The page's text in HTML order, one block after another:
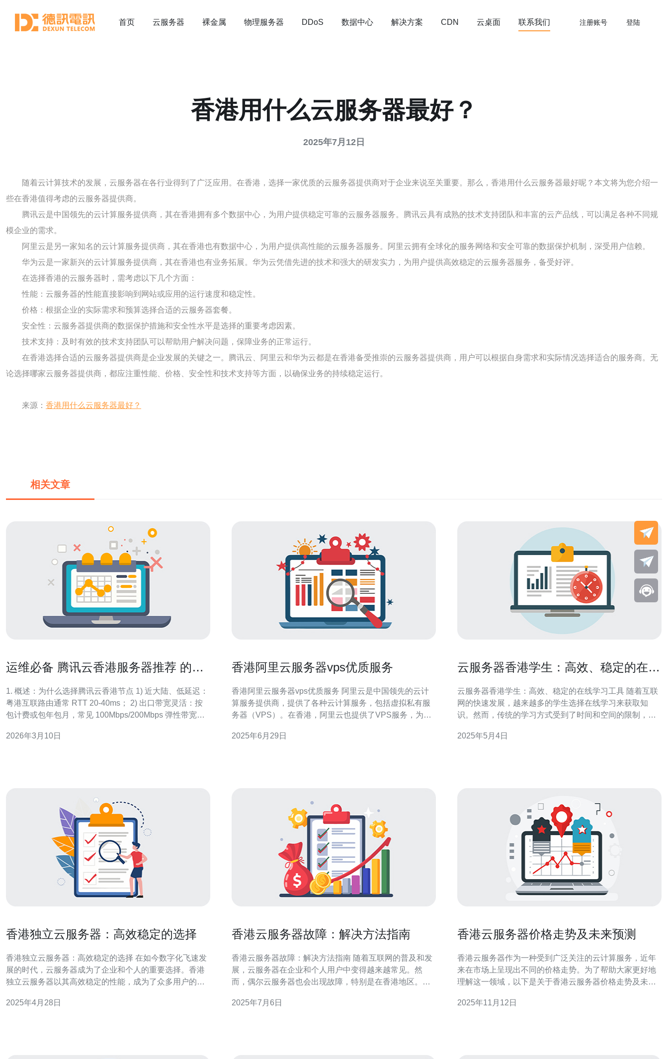
首页 云服务器 裸金属 物理服务器 DDoS 数据中心 解决方案 CDN 云桌面 联系我们 注册账号 登陆
香港用什么云服务器最好？
2025年7月12日
随着云计算技术的发展，云服务器在各行业得到了广泛应用。在香港，选择一家优质的云服务器提供商对于企业来说至关重要。那么，香港用什么云服务器最好呢？本文将为您介绍一
些在香港值得考虑的云服务器提供商。
腾讯云是中国领先的云计算服务提供商，其在香港拥有多个数据中心，为用户提供稳定可靠的云服务器服务。腾讯云具有成熟的技术支持团队和丰富的云产品线，可以满足各种不同规
模企业的需求。
阿里云是另一家知名的云计算服务提供商，其在香港也有数据中心，为用户提供高性能的云服务器服务。阿里云拥有全球化的服务网络和安全可靠的数据保护机制，深受用户信赖。
华为云是一家新兴的云计算服务提供商，其在香港也有业务拓展。华为云凭借先进的技术和强大的研发实力，为用户提供高效稳定的云服务器服务，备受好评。
在选择香港的云服务器时，需考虑以下几个方面：
性能：云服务器的性能直接影响到网站或应用的运行速度和稳定性。
价格：根据企业的实际需求和预算选择合适的云服务器套餐。
安全性：云服务器提供商的数据保护措施和安全性水平是选择的重要考虑因素。
技术支持：及时有效的技术支持团队可以帮助用户解决问题，保障业务的正常运行。
在香港选择合适的云服务器提供商是企业发展的关键之一。腾讯云、阿里云和华为云都是在香港备受推崇的云服务器提供商，用户可以根据自身需求和实际情况选择适合的服务商。无
论选择哪家云服务器提供商，都应注重性能、价格、安全性和技术支持等方面，以确保业务的持续稳定运行。
来源： 香港用什么云服务器最好？
相关文章
运维必备 腾讯云香港服务器推荐 的备
1. 概述：为什么选择腾讯云香港节点 1) 近大陆、低延迟：
粤港互联路由通常 RTT 20-40ms； 2) 出口带宽灵活：按
包计费或包年包月，常见 100Mbps/200Mbps 弹性带宽；
用的产品线：CVM、CLB、COS（对象存储）、分布式快
2026年3月10日
香港阿里云服务器vps优质服务
香港阿里云服务器vps优质服务 阿里云是中国领先的云计
算服务提供商，提供了各种云计算服务，包括虚拟私有服
务器（VPS）。在香港，阿里云也提供了VPS服务，为用
了优质的服务，包括高性能的硬件设备、稳定的网络环境
2025年6月29日
云服务器香港学生：高效、稳定的在线
云服务器香港学生：高效、稳定的在线学习工具 随着互联
网的快速发展，越来越多的学生选择在线学习来获取知
识。然而，传统的学习方式受到了时间和空间的限制，无
效、稳定的在线学习工具。特别是香港学生，由于地理位
2025年5月4日
香港独立云服务器：高效稳定的选择
香港独立云服务器：高效稳定的选择 在如今数字化飞速发
展的时代，云服务器成为了企业和个人的重要选择。香港
独立云服务器以其高效稳定的性能，成为了众多用户的首
立云服务器是指用户可以在云平台上租用一台完整的服务
2025年4月28日
香港云服务器故障：解决方法指南
香港云服务器故障：解决方法指南 随着互联网的普及和发
展，云服务器在企业和个人用户中变得越来越常见。然
而，偶尔云服务器也会出现故障，特别是在香港地区。本
港云服务器常见的故障包括网络连接问题、硬件故障、软
2025年7月6日
香港云服务器价格走势及未来预测
香港云服务器作为一种受到广泛关注的云计算服务，近年
来在市场上呈现出不同的价格走势。为了帮助大家更好地
理解这一领域，以下是关于香港云服务器价格走势及未来
是多少？ 目前，香港云服务器的价格因不同的服务提供
2025年11月12日